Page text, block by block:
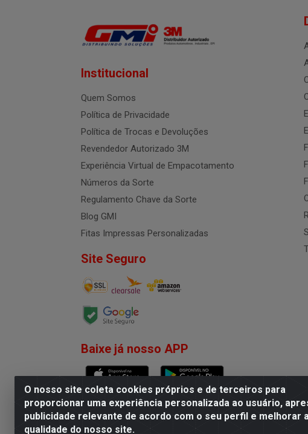
O nosso site coleta cookies próprios e de terceiros para
proporcionar uma experiência personalizada ao usuário,
publicidade relevante de acordo com o seu perfil e melhorar
qualidade do nosso site.
Institucional
Quem Somos
Política de Privacidade
Política de Trocas e Devoluções
Revendedor Autorizado 3M
Experiência Virtual de Empacotamento
Números da Sorte
Regulamento Chave da Sorte
Blog GMI
Fitas Impressas Personalizadas
Site Seguro
Baixe já nosso APP
G.M.I. Distribuidora LTDA - Rua